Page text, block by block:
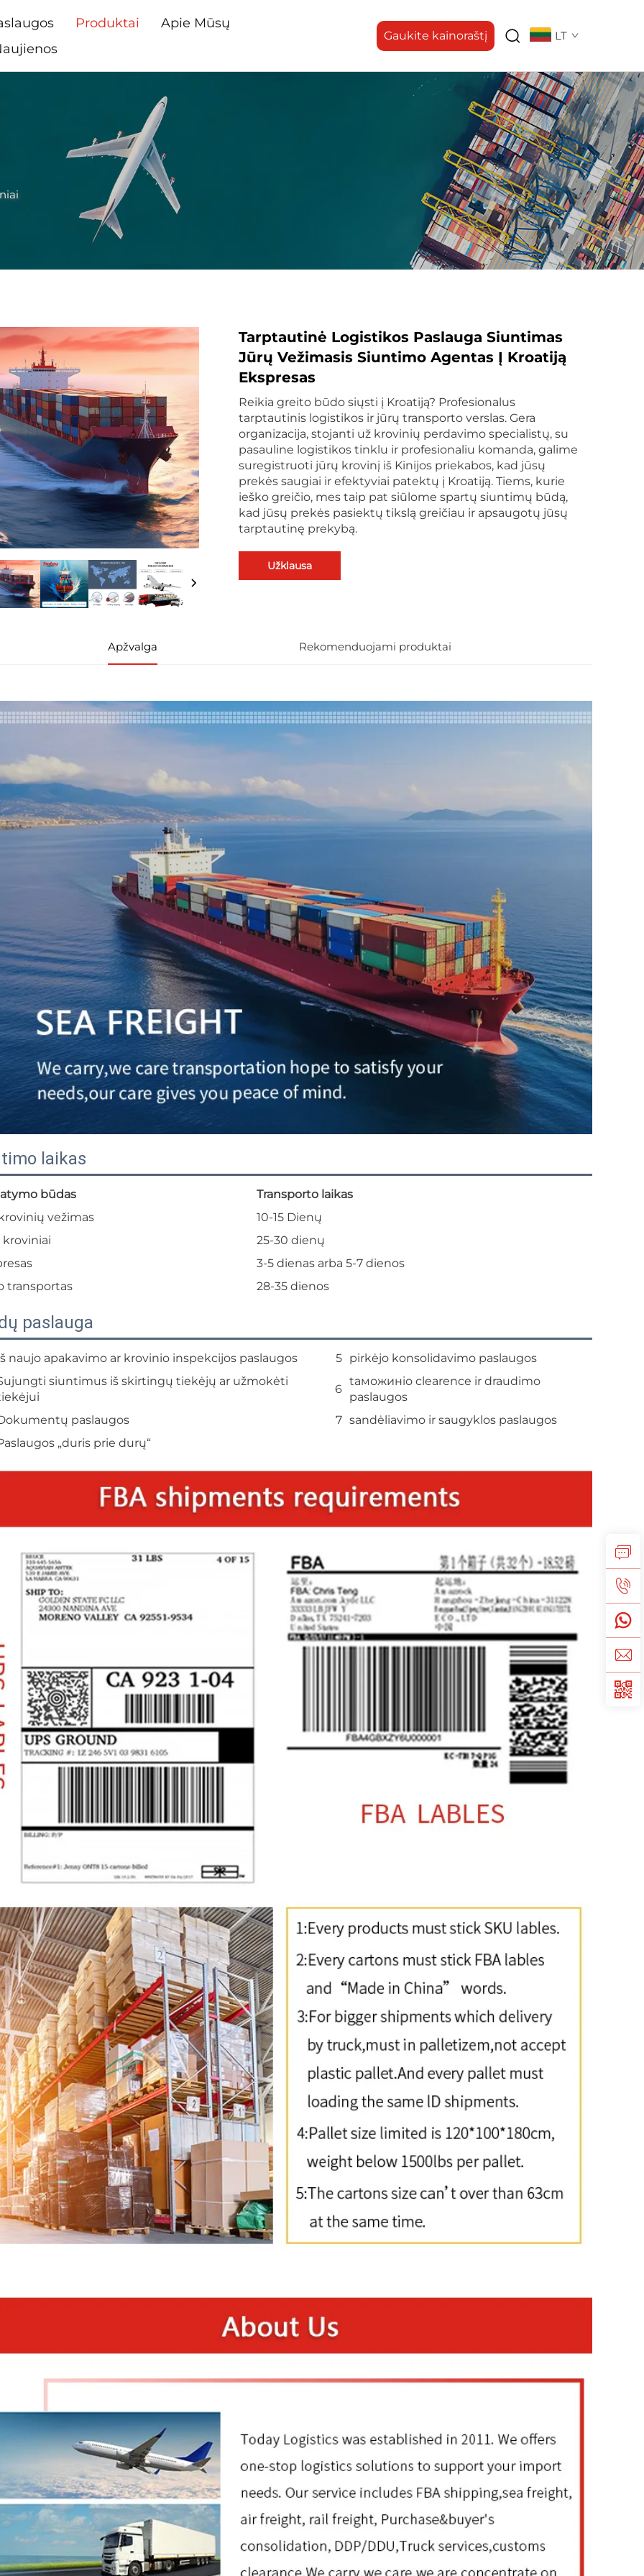
Produktai
Apie Mūsų
Gaukite kainoraštį LT
Tarptautinė Logistikos Paslauga Siuntimas
Jūrų Vežimasis Siuntimo Agentas Į Kroatiją
Ekspresas
Reikia greito būdo siųsti į Kroatiją? Profesionalus
tarptautinis logistikos ir jūrų transporto verslas. Gera
organizacija, stojanti už krovinių perdavimo specialistų, su
pasauline logistikos tinklu ir profesionaliu komanda, galime
suregistruoti jūrų krovinį iš Kinijos priekabos, kad jūsų
prekės saugiai ir efektyviai patektų į Kroatiją. Tiems, kurie
ieško greičio, mes taip pat siūlome spartų siuntimų būdą,
kad jūsų prekės pasiektų tikslą greičiau ir apsaugotų jūsų
tarptautinę prekybą.
Užklausa
Apžvalga Rekomenduojami produktai
laikas
būdas
Transporto laikas
vežimas
10-15 Dienų
kroviniai
25-30 dienų
3-5 dienas arba 5-7 dienos
transportas
28-35 dienos
paslauga
naujo apakavimo ar krovinio inspekcijos paslaugos 5 pirkėjo konsolidavimo paslaugos
siuntimus iš skirtingų tiekėjų ar užmokėti
6
tаможинio clearence ir draudimo
paslaugos
paslaugos 7 sandėliavimo ir saugyklos paslaugos
„duris prie durų“